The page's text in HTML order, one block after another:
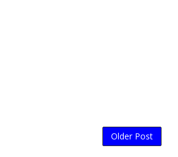
Older Post